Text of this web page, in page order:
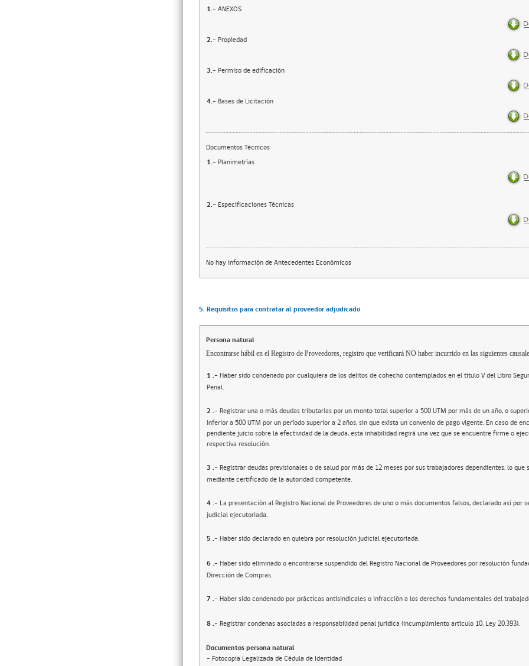
1.- ANEXOS
2.- Propiedad
3.- Permiso de edificación
4.- Bases de Licitación
Documentos Técnicos
1.- Planimetrías
2.- Especificaciones Técnicas
No hay información de Antecedentes Económicos
5. Requisitos para contratar al proveedor adjudicado
Persona natural
Encontrarse hábil en el Registro de Proveedores, registro que verificará NO haber incurrido en las siguientes
1.- Haber sido condenado por cualquiera de los delitos de cohecho contemplados en el título V del Libro
Penal.
2.- Registrar una o más deudas tributarias por un monto total superior a 500 UTM por más de un año, o
inferior a 500 UTM por un período superior a 2 años, sin que exista un convenio de pago vigente. En caso de
pendiente juicio sobre la efectividad de la deuda, esta inhabilidad regirá una vez que se encuentre firme o
respectiva resolución.
3 .- Registrar deudas previsionales o de salud por más de 12 meses por sus trabajadores dependientes, lo que
mediante certificado de la autoridad competente.
4.- La presentación al Registro Nacional de Proveedores de uno o más documentos falsos, declarado así por
judicial ejecutoriada.
5 .- Haber sido declarado en quiebra por resolución judicial ejecutoriada.
6.- Haber sido eliminado o encontrarse suspendido del Registro Nacional de Proveedores por resolución
Dirección de Compras.
7.- Haber sido condenado por prácticas antisindicales o infracción a los derechos fundamentales del
8.- Registrar condenas asociadas a responsabilidad penal jurídica (incumplimiento artículo 10, Ley 20.393).
Documentos persona natural
- Fotocopia Legalizada de Cédula de Identidad